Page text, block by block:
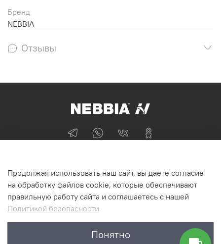
Бренд
NEBBIA
Отзывы
+74955870705
г Москва
Интернет-магазин NEBBIA.ONLINE
Продолжая использовать наш сайт, вы даете согласие
на обработку файлов cookie, которые обеспечивают
правильную работу сайта и соглашаетесь с нашей
Политикой безопасности
Понятно